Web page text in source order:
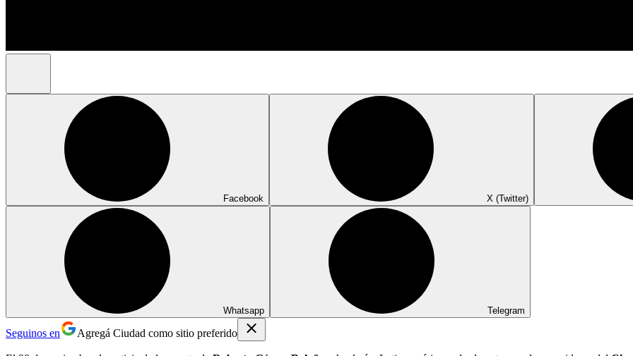
Facebook X (Twitter)
Whatsapp Telegram
Seguinos en Agregá Ciudad como sitio preferido